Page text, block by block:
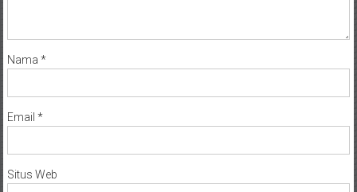
Nama *
Email *
Situs Web